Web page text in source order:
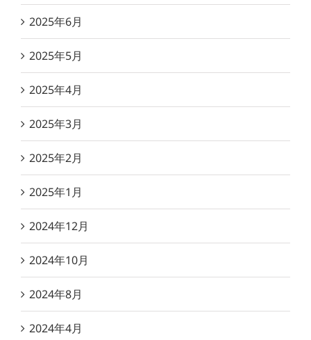
2025年6月
2025年5月
2025年4月
2025年3月
2025年2月
2025年1月
2024年12月
2024年10月
2024年8月
2024年4月